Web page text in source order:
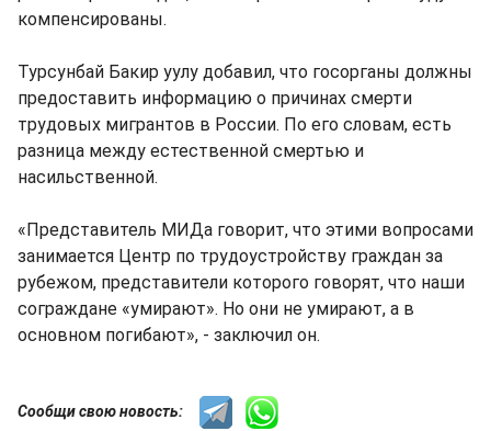
компенсированы.
Турсунбай Бакир уулу добавил, что госорганы должны
предоставить информацию о причинах смерти
трудовых мигрантов в России. По его словам, есть
разница между естественной смертью и
насильственной.
«Представитель МИДа говорит, что этими вопросами
занимается Центр по трудоустройству граждан за
рубежом, представители которого говорят, что наши
сограждане «умирают». Но они не умирают, а в
основном погибают», - заключил он.
Сообщи свою новость: